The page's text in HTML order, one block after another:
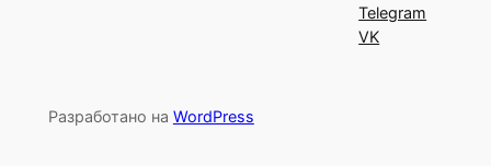
Telegram
VK
Разработано на WordPress